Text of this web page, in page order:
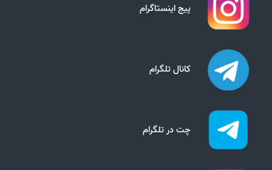
پیج اینستاگرام
کانال تلگرام
چت در تلگرام